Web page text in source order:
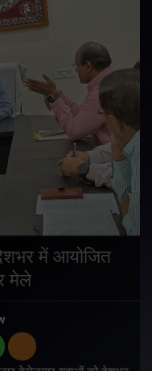
में आयोजित
मेले